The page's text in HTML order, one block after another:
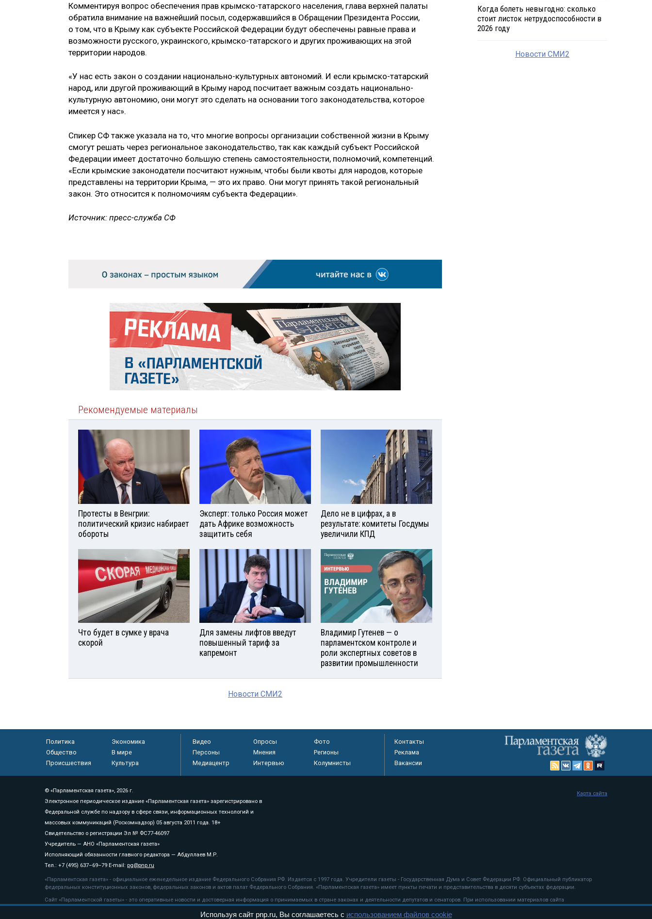
Комментируя вопрос обеспечения прав крымско-татарского населения, глава верхней палаты
обратила внимание на важнейший посыл, содержавшийся в Обращении Президента России,
о том, что в Крыму как субъекте Российской Федерации будут обеспечены равные права и
возможности русского, украинского, крымско-татарского и других проживающих на этой
территории народов.
«У нас есть закон о создании национально-культурных автономий. И если крымско-татарский
народ, или другой проживающий в Крыму народ посчитает важным создать национально-
культурную автономию, они могут это сделать на основании того законодательства, которое
имеется у нас».
Спикер СФ также указала на то, что многие вопросы организации собственной жизни в Крыму
смогут решать через региональное законодательство, так как каждый субъект Российской
Федерации имеет достаточно большую степень самостоятельности, полномочий, компетенций.
«Если крымские законодатели посчитают нужным, чтобы были квоты для народов, которые
представлены на территории Крыма, — это их право. Они могут принять такой региональный
закон. Это относится к полномочиям субъекта Федерации».
Источник: пресс-служба СФ
Рекомендуемые материалы
Протесты в Венгрии:
политический кризис набирает
обороты
Эксперт: только Россия может
дать Африке возможность
защитить себя
Дело не в цифрах, а в
результате: комитеты Госдумы
увеличили КПД
Что будет в сумке у врача
скорой
Для замены лифтов введут
повышенный тариф за
капремонт
Владимир Гутенев — о
парламентском контроле и
роли экспертных советов в
развитии промышленности
Новости СМИ2
Когда болеть невыгодно: сколько
стоит листок нетрудоспособности в
2026 году
Новости СМИ2
Политика
Экономика
Общество
В мире
Происшествия
Культура
Видео Опросы
Фото
Персоны
Мнения
Регионы
Медиацентр
Интервью Колумнисты
Контакты
Реклама
Вакансии
© «Парламентская газета», 2026 г.
Электронное периодическое издание «Парламентская газета» зарегистрировано в
Федеральной службе по надзору в сфере связи, информационных технологий и
массовых коммуникаций (Роскомнадзор) 05 августа 2011 года. 18+
Свидетельство о регистрации Эл № ФС77-46097
Учредитель — АНО «Парламентская газета»
Исполняющий обязанности главного редактора — Абдуллаев М.Р.
Тел.: +7 (495) 637–69–79 E-mail: pg@pnp.ru
«Парламентская газета» - официальное еженедельное издание Федерального Собрания РФ. Издается с 1997 года. Учредители газеты - Государственная Дума и Совет Федерации РФ. Официальный публикатор
федеральных конституционных законов, федеральных законов и актов палат Федерального Собрания. «Парламентская газета» имеет пункты печати и представительства в десяти субъектах федерации.
Сайт «Парламентской газеты» - это оперативные новости и достоверная информация о принимаемых в стране законах и деятельности депутатов и сенаторов. При использовании материалов сайта
«Парламентской газеты» активная ссылка на pnp.ru обязательна.
Карта сайта
Используя сайт pnp.ru, Вы соглашаетесь с использованием файлов cookie